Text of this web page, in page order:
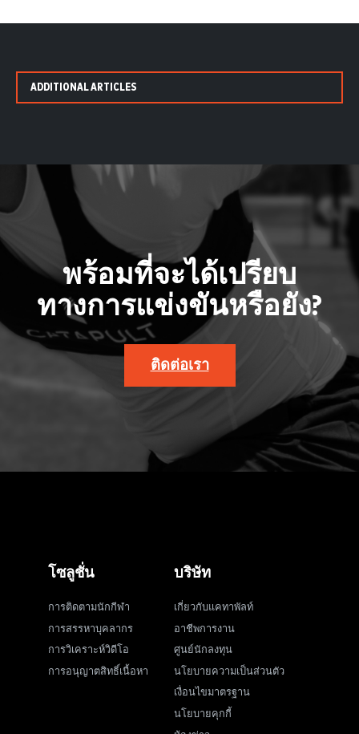
ADDITIONAL ARTICLES
พร้อมที่จะได้เปรียบ
ทางการแข่งขันหรือยัง?
ติดต่อเรา
โซลูชั่น
การติดตามนักกีฬา
การสรรหาบุคลากร
การวิเคราะห์วิดีโอ
การอนุญาตสิทธิ์เนื้อหา
บริษัท
เกี่ยวกับแคทาพัลท์
อาชีพการงาน
ศูนย์นักลงทุน
นโยบายความเป็นส่วนตัว
เงื่อนไขมาตรฐาน
นโยบายคุกกี้